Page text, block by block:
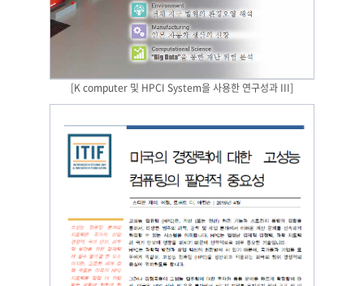
[K computer 및 HPCI System을 사용한 연구성과 III]